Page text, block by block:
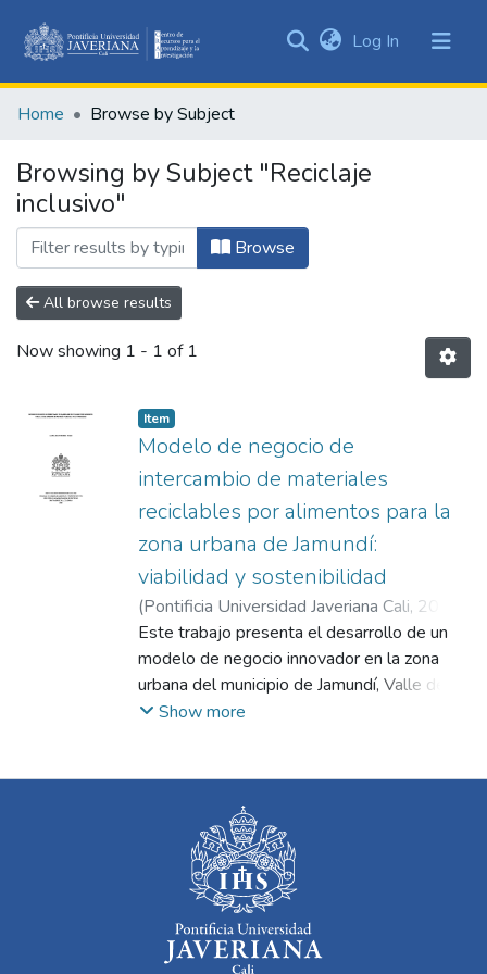
&
All of DSpace
Log In (current)
Home Browse by Subject
Browsing by Subject "Reciclaje
inclusivo"
Browse
All browse results
Now showing 1 - 1 of 1
Item
Modelo de negocio de
intercambio de materiales
reciclables por alimentos para la
zona urbana de Jamundí:
viabilidad y sostenibilidad
(Pontificia Universidad Javeriana Cali, 2025
Morera Posso, Juan Carlos;Ramírez Vargas,
Luis Enrique
Este trabajo presenta el desarrollo de un
modelo de negocio innovador en la zona
urbana del municipio de Jamundí, Valle del
Cauca, basado en el intercambio de
residuos sólidos y elevada inseguridad
alimentaria en sectores vulnerables.
Utilizando metodologías de investigación de
mercados, análisis PESTEL y un marco
teórico enfocado en economía circular,
reciclaje inclusivo e incentivos comunitarios,
Show more